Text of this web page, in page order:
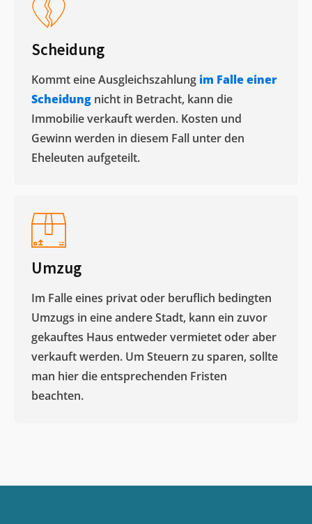
Scheidung
Kommt eine Ausgleichszahlung im Falle einer
Scheidung nicht in Betracht, kann die
Immobilie verkauft werden. Kosten und
Gewinn werden in diesem Fall unter den
Eheleuten aufgeteilt.​
Umzug
Im Falle eines privat oder beruflich bedingten
Umzugs in eine andere Stadt, kann ein zuvor
gekauftes Haus entweder vermietet oder aber
verkauft werden. Um Steuern zu sparen, sollte
man hier die entsprechenden Fristen
beachten.